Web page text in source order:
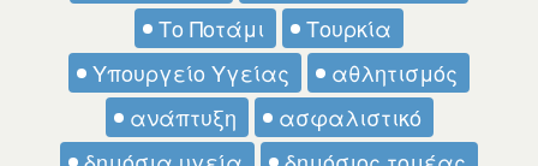
Το Ποτάμι
Τουρκία
Υπουργείο Υγείας
αθλητισμός
ανάπτυξη
ασφαλιστικό